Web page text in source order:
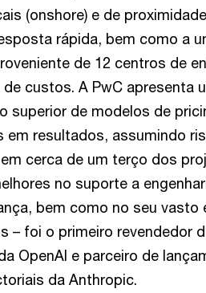
(onshore) e de
rápida, bem como a
de 12 centros de
custos. A PwC apresenta
superior de modelos de
em resultados, assumindo
cerca de um terço dos
no suporte a
bem como no seu vasto
– foi o primeiro revendedor
OpenAI e parceiro de
da Anthropic.